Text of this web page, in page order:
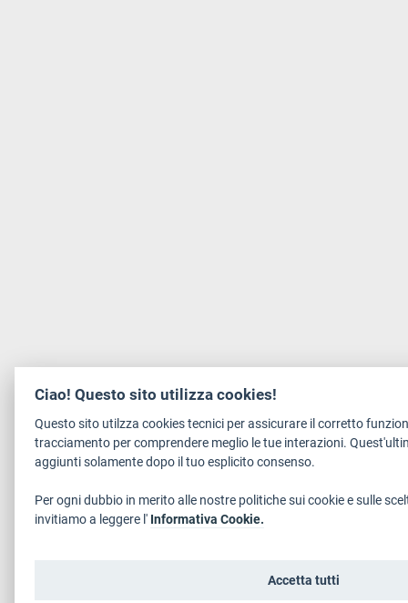
Ciao! Questo sito utilizza cookies!
Questo sito utilzza cookies tecnici per assicurare il corretto
tracciamento per comprendere meglio le tue interazioni.
aggiunti solamente dopo il tuo esplicito consenso.
Per ogni dubbio in merito alle nostre politiche sui cookie e sulle
invitiamo a leggere l' Informativa Cookie.
Accetta tutti